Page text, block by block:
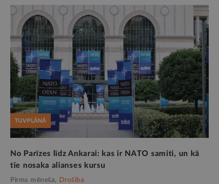
TUVPLĀNĀ
No Parīzes līdz Ankarai: kas ir NATO samiti, un kā
tie nosaka alianses kursu
Pirms mēneša, Drošība